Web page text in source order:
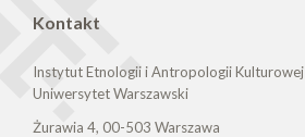
Kontakt
Instytut Etnologii i Antropologii Kulturowej
Uniwersytet Warszawski
Żurawia 4, 00-503 Warszawa